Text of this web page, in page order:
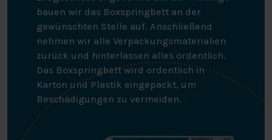
bauen wir das Boxspringbett an der
gewünschten Stelle auf. Anschließend
nehmen wir alle Verpackungsmaterialien
zurück und hinterlassen alles ordentlich.
Das Boxspringbett wird ordentlich in
Karton und Plastik eingepackt, um
Beschädigungen zu vermeiden.